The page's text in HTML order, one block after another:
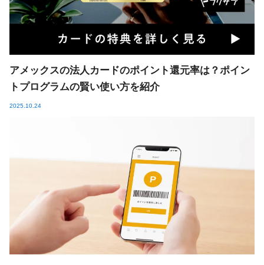
アメックスの法人カードのポイント還元率は？ポイン
トプログラムの賢い使い方を紹介
2025.10.24